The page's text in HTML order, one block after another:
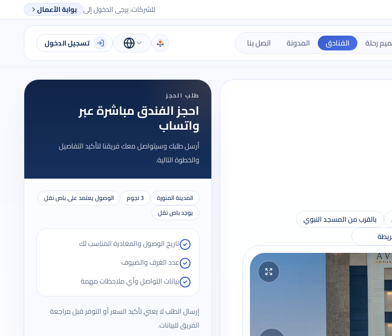
للشركات، يرجى الدخول إلى بوابة الأعمال
رحلة الفنادق المدونة اتصل بنا تسجيل الدخول
بالقرب من المسجد النبوي
طلب الحجز
احجز الفندق مباشرة عبر
واتساب
أرسل طلبك وسيتواصل معك فريقنا لتأكيد التفاصيل
والخطوة التالية.
المدينة المنورة 3 نجوم
الوصول يعتمد على باص نقل
يوجد باص نقل
تاريخ الوصول والمغادرة المناسب لك
عدد الغرف والضيوف
بيانات التواصل وأي ملاحظات مهمة
إرسال الطلب لا يعني تأكيد السعر أو التوفر قبل مراجعة
الفريق للبيانات.